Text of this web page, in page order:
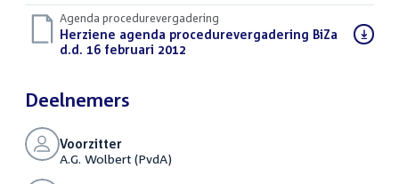
Agenda procedurevergadering
Download
bestand:
Herziene agenda procedurevergadering BiZa
d.d. 16 februari 2012
Deelnemers
Voorzitter
A.G. Wolbert (PvdA)